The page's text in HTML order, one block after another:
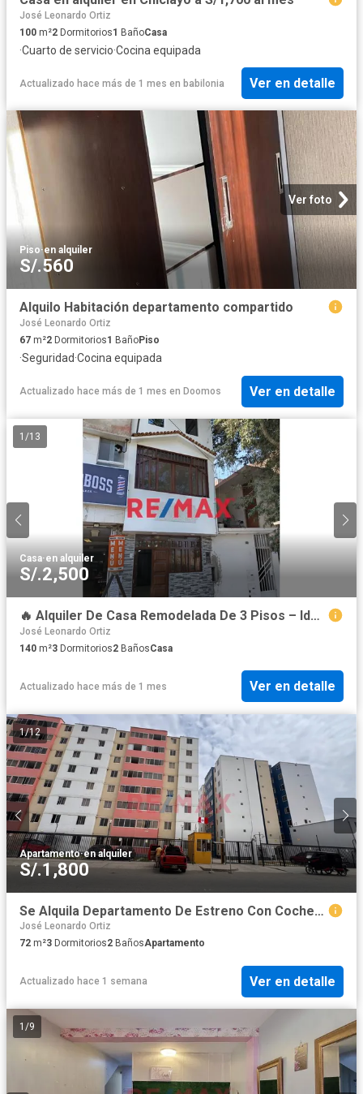
José Leonardo Ortiz
100 m²2 Dormitorios1 BañoCasa
·Cuarto de servicio·Cocina equipada
Actualizado hace más de 1 mes en babilonia Ver en detalle
Ver foto
Piso·en alquiler
S/.560
Alquilo Habitación departamento compartido
José Leonardo Ortiz
67 m²2 Dormitorios1 BañoPiso
·Seguridad·Cocina equipada
Actualizado hace más de 1 mes en Doomos Ver en detalle
1 /13
Casa·en alquiler
S/.2,500
🔥 Alquiler De Casa Remodelada De 3 Pisos – Ideal Para Empresas Y Oficinas
José Leonardo Ortiz
140 m²3 Dormitorios2 BañosCasa
Actualizado hace más de 1 mes Ver en detalle
1/12
Apartamento·en alquiler
S/.1,800
Se Alquila Departamento De Estreno Con Cochera - 72M2 - 7Mo Piso - Residencial El Jockey
José Leonardo Ortiz
72 m²3 Dormitorios2 BañosApartamento
Actualizado hace 1 semana Ver en detalle
1 /9